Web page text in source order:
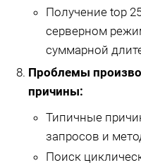
Получение top
серверном
суммарной
Проблемы
причины:
Типичные
запросов и
Поиск